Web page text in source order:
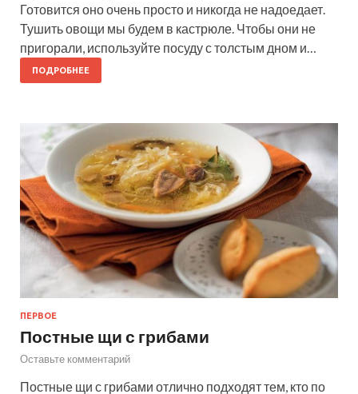
Готовится оно очень просто и никогда не надоедает.
Тушить овощи мы будем в кастрюле. Чтобы они не
пригорали, используйте посуду с толстым дном и…
ПОДРОБНЕЕ
ПЕРВОЕ
Постные щи с грибами
Оставьте комментарий
Постные щи с грибами отлично подходят тем, кто по